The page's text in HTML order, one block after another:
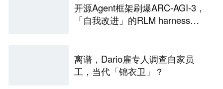
开源Agent框架刷爆ARC-AGI-3，
「自我改进」的RLM harness引
离谱，Dario雇专人调查自家员
工，当代「锦衣卫」？